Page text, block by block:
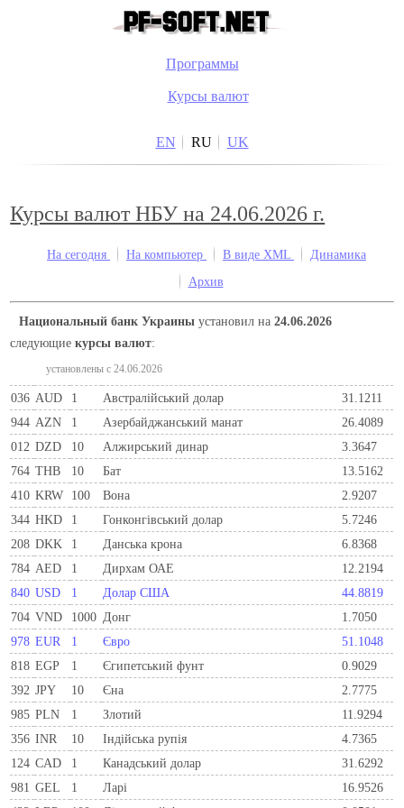
Программы
Курсы валют
EN RU UK
Курсы валют НБУ на 24.06.2026 г.
На сегодня На компьютер В виде XML
Динамика
Архив
Национальный банк Украины установил на24.06.2026
следующиекурсы валют:
установлены c 24.06.2026
036 AUD 1 Австралійський долар
31.1211
944 AZN 1 Азербайджанський манат
26.4089
012 DZD 10 Алжирський динар
3.3647
764 THB 10 Бат
13.5162
410 KRW 100 Вона
2.9207
344 HKD 1 Гонконгівський долар
5.7246
208 DKK 1 Данська крона
6.8368
784 AED 1 Дирхам ОАЕ
12.2194
840 USD 1 Долар США
44.8819
704 VND 1000 Донг
1.7050
978 EUR 1 Євро
51.1048
818 EGP 1 Єгипетський фунт
0.9029
392 JPY 10 Єна
2.7775
985 PLN 1 Злотий
11.9294
356 INR 10 Індійська рупія
4.7365
124 CAD 1 Канадський долар
31.6292
981 GEL 1 Ларi
16.9526